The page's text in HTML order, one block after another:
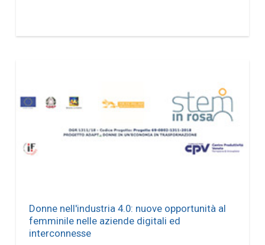
Donne nell'industria 4.0: nuove opportunità al
femminile nelle aziende digitali ed
interconnesse